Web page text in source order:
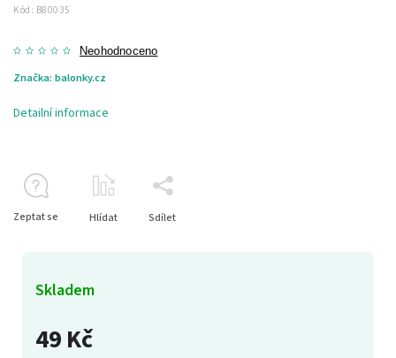
Kód: B80035
Neohodnoceno
Značka: balonky.cz
49 Kč
Skladem
Detailní informace
Zeptat se Hlídat Sdílet